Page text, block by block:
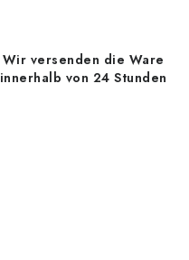
Wir versenden die Ware
innerhalb von 24 Stunden